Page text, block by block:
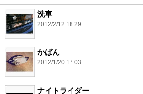
洗車
2012/2/12 18:29
かばん
2012/1/20 17:03
ナイトライダー